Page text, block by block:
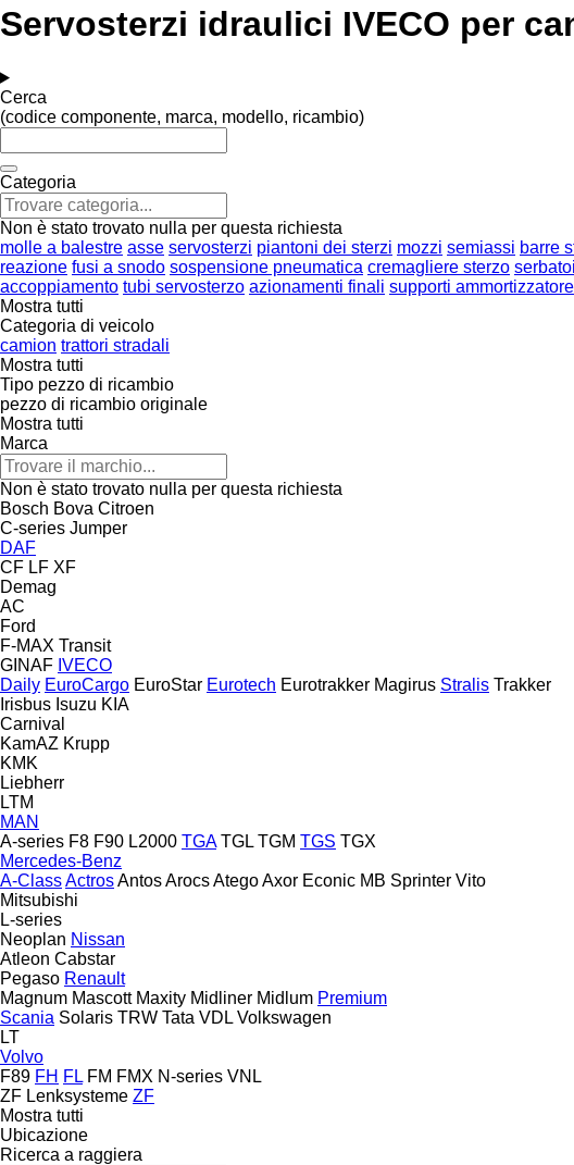
Servosterzi idraulici IVECO per
Cerca
(codice componente, marca, modello, ricambio)
Categoria
Non è stato trovato nulla per questa richiesta
molle a balestre asse servosterzi piantoni dei sterzi mozzi semiassi barre
reazione fusi a snodo sospensione pneumatica cremagliere sterzo
accoppiamento tubi servosterzo azionamenti finali supporti ammortizzatore
Mostra tutti
Categoria di veicolo
camion trattori stradali
Mostra tutti
Tipo pezzo di ricambio
pezzo di ricambio originale
Mostra tutti
Marca
Non è stato trovato nulla per questa richiesta
Bosch Bova Citroen
C-series Jumper
DAF
CF LF XF
Demag
AC
Ford
F-MAX Transit
GINAF IVECO
Daily EuroCargo EuroStar Eurotech Eurotrakker Magirus Stralis Trakker
Irisbus Isuzu KIA
Carnival
KamAZ Krupp
KMK
Liebherr
LTM
MAN
A-series F8 F90 L2000 TGA TGL TGM TGS TGX
Mercedes-Benz
A-ClassActrosAntosArocsAtegoAxor Econic MB Sprinter Vito
Mitsubishi
L-series
Neoplan Nissan
Atleon Cabstar
Pegaso Renault
Magnum Mascott Maxity Midliner Midlum Premium
Scania Solaris TRW Tata VDL Volkswagen
LT
Volvo
F89 FH FL FM FMX N-series VNL
ZF Lenksysteme ZF
Mostra tutti
Ubicazione
Ricerca a raggiera